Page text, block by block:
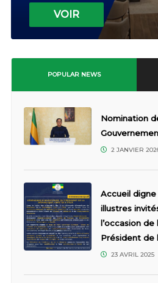
VOIR
POPULAR NEWS
Nomination
2 JANVIER
Accueil
illustres
l’occasion de
Président de
23 AVRIL 2025